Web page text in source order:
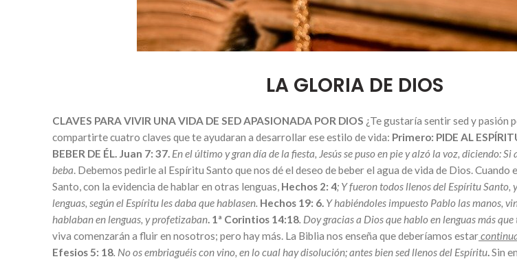
LA GLORIA DE DIOS
CLAVES PARA VIVIR UNA VIDA DE SED APASIONADA POR DIOS ¿Te gustaría sentir sed y pasión
compartirte cuatro claves que te ayudaran a desarrollar ese estilo de vida: Primero: PIDE AL
BEBER DE ÉL. Juan 7: 37. En el último y gran día de la fiesta, Jesús se puso en pie y alzó la voz, diciendo: Si
beba. Debemos pedirle al Espíritu Santo que nos dé el deseo de beber el agua de vida de Dios.
Santo, con la evidencia de hablar en otras lenguas, Hechos 2: 4; Y fueron todos llenos del Espíritu Santo,
lenguas, según el Espíritu les daba que hablasen. Hechos 19: 6. Y habiéndoles impuesto Pablo las manos,
hablaban en lenguas, y profetizaban. 1ª Corintios 14:18. Doy gracias a Dios que hablo en lenguas más
viva comenzarán a fluir en nosotros; pero hay más. La Biblia nos enseña que deberíamos estar
Efesios 5: 18. No os embriaguéis con vino, en lo cual hay disolución; antes bien sed llenos del Espíritu.Sin